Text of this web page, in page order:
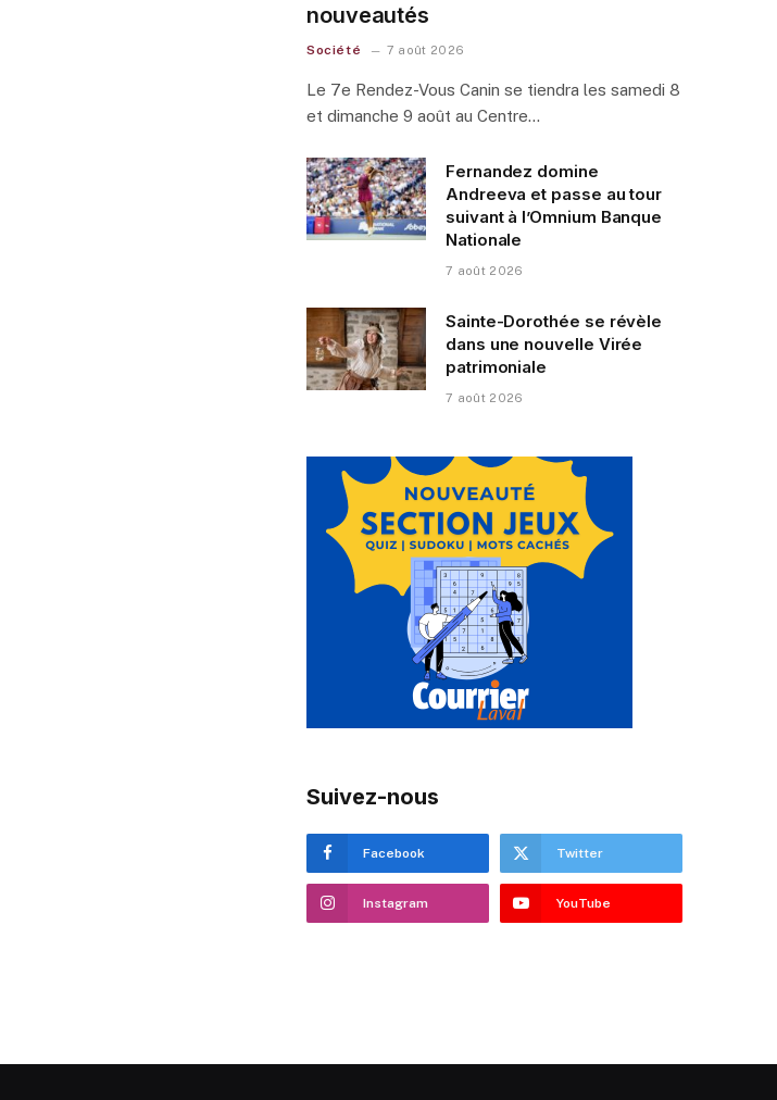
nouveautés
Société 7 août 2026
Le 7e Rendez-Vous Canin se tiendra les samedi 8
et dimanche 9 août au Centre…
Fernandez domine
Andreeva et passe au tour
suivant à l’Omnium Banque
Nationale
7 août 2026
Sainte-Dorothée se révèle
dans une nouvelle Virée
patrimoniale
7 août 2026
Suivez-nous
Facebook Twitter
Instagram YouTube